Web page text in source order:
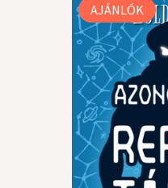
AJÁNLÓK